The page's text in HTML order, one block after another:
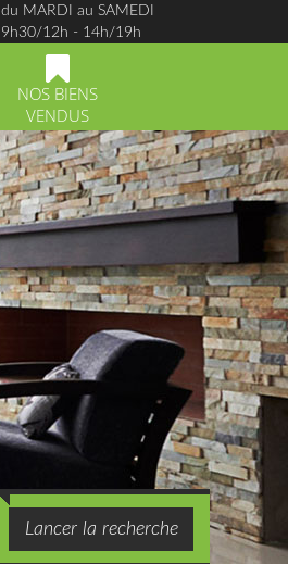
du MARDI au SAMEDI
9h30/12h - 14h/19h
NOS BIENS
VENDUS